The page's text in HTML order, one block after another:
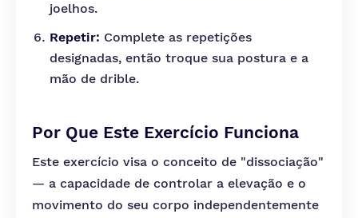
joelhos.
Repetir: Complete as repetições
designadas, então troque sua postura e a
mão de drible.
Por Que Este Exercício Funciona
Este exercício visa o conceito de "dissociação"
— a capacidade de controlar a elevação e o
movimento do seu corpo independentemente